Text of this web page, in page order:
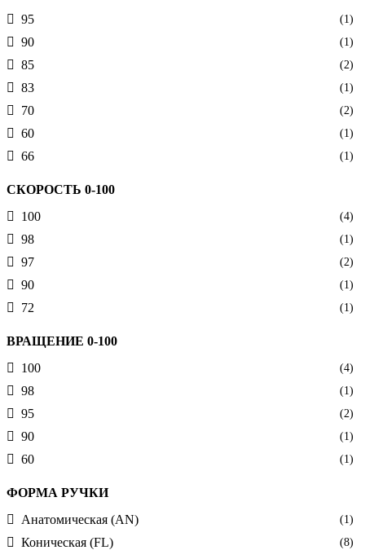
95
(1)
90 (1)
85 (2)
83 (1)
70 (2)
60 (1)
66 (1)
СКОРОСТЬ 0-100
100
(4)
98 (1)
97 (2)
90 (1)
72 (1)
ВРАЩЕНИЕ 0-100
100
(4)
98 (1)
95 (2)
90 (1)
60 (1)
ФОРМА РУЧКИ
Анатомическая (AN)
(1)
Коническая (FL) (8)